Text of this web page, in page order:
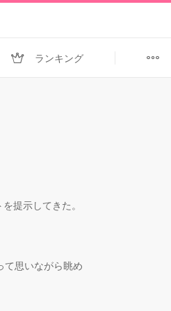
ランキング
提示してきた。
思いながら眺め